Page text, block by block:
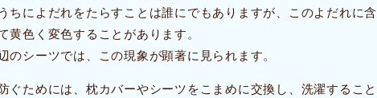
ちによだれをたらすことは誰にでもありますが、このよだれに
黄色く変色することがあります。
のシーツでは、この現象が顕著に見られます。
ぐためには、枕カバーやシーツをこまめに交換し、洗濯すること